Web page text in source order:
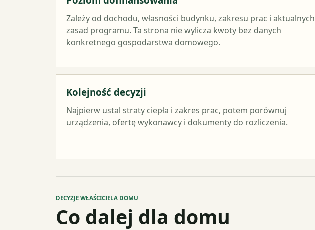
Zależy od dochodu, własności budynku, zakresu prac i aktualnych
zasad programu. Ta strona nie wylicza kwoty bez danych
konkretnego gospodarstwa domowego.
Kolejność decyzji
Najpierw ustal straty ciepła i zakres prac, potem porównuj
urządzenia, ofertę wykonawcy i dokumenty do rozliczenia.
DECYZJE WŁAŚCICIELA DOMU
Co dalej dla domu